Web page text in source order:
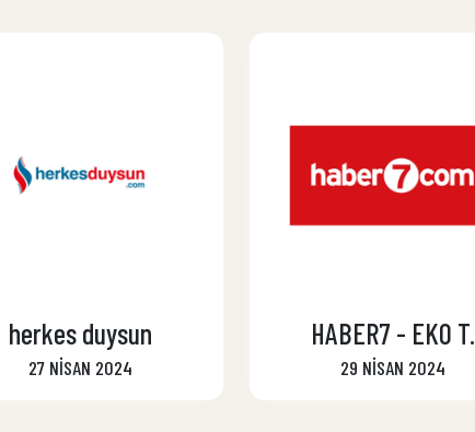
herkes duysun
27 NİSAN 2024
HABER7 - EKO T.
29 NİSAN 2024